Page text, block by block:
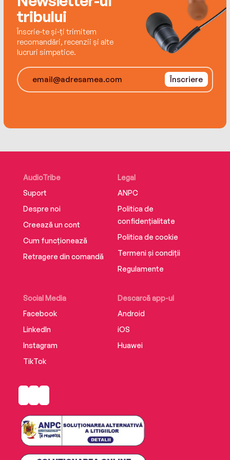
tribului
Înscrie-te și-ți trimitem
recomandări, recenzii și alte
lucruri simpatice.
Înscriere
AudioTribe
Suport
Despre noi
Creează un cont
Cum funcționează
Retragere din comandă
Social Media
Facebook
LinkedIn
Instagram
TikTok
Descarcă app-ul
Android
iOS
Huawei
Legal
ANPC
Politica de
confidențialitate
Politica de cookie
Termeni și condiții
Regulamente